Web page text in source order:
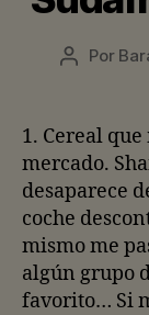
Autor
entrada
Por
1. Cereal
mercado.
desaparece
coche
mismo me
algún grupo
favorito… Si